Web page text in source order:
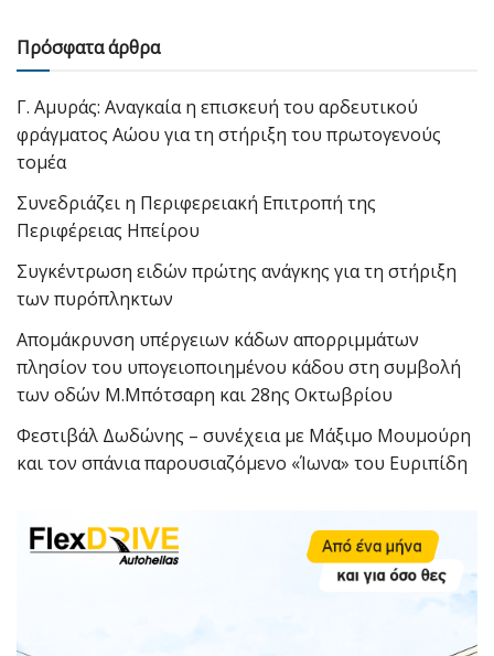
Πρόσφατα άρθρα
Γ. Αμυράς: Αναγκαία η επισκευή του αρδευτικού
φράγματος Αώου για τη στήριξη του πρωτογενούς
τομέα
Συνεδριάζει η Περιφερειακή Επιτροπή της
Περιφέρειας Ηπείρου
Συγκέντρωση ειδών πρώτης ανάγκης για τη στήριξη
των πυρόπληκτων
Απομάκρυνση υπέργειων κάδων απορριμμάτων
πλησίον του υπογειοποιημένου κάδου στη συμβολή
των οδών Μ.Μπότσαρη και 28ης Οκτωβρίου
Φεστιβάλ Δωδώνης – συνέχεια με Μάξιμο Μουμούρη
και τον σπάνια παρουσιαζόμενο «Ίωνα» του Ευριπίδη